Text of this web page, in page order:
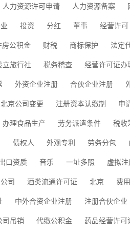
人力资源许可申请 人力资源备案
投资 分红 董事 经营许可
房公积金 财税 商标保护 法定
立旅行社 税务稽查 经营许可证办
外资企业注册 合伙企业注册
北京公司变更 注册资本认缴制 申
办理食品生产 劳务派遣条件 税收
债权人 外观专利 劳务分包
口资质 音乐 一址多照 虚拟
司 酒类流通许可证 北京 费用
中外合资企业注册 注册合伙企业
司吊销 代缴公积金 药品经营许可